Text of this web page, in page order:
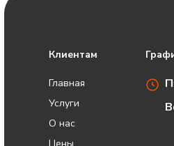
Клиентам
Главная
Услуги
О нас